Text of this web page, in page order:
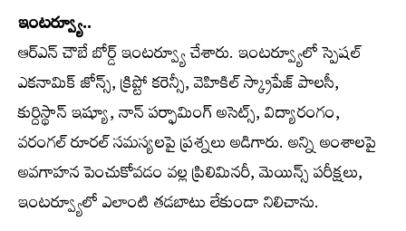
ఇంటర్వ్యూ..
ఆర్‌ఎన్‌ చౌబే బోర్డ్‌ ఇంటర్వ్యూ చేశారు. ఇంటర్వ్యూలో స్పెషల్‌
ఎకనామిక్‌ జోన్స్‌, క్రిప్టో కరెన్సీ, వెహికిల్‌ స్క్రాపేజ్‌ పాలసీ,
కుర్దిస్థాన్‌ ఇష్యూ, నాన్‌ పర్ఫామింగ్‌ అసెట్స్‌, విద్యారంగం,
వరంగల్‌ రూరల్‌ సమస్యలపై ప్రశ్నలు అడిగారు. అన్ని అంశాలపై
అవగాహన పెంచుకోవడం వల్ల ప్రిలిమినరీ, మెయిన్స్‌ పరీక్షలు,
ఇంటర్వ్యూలో ఎలాంటి తడబాటు లేకుండా నిలిచాను.